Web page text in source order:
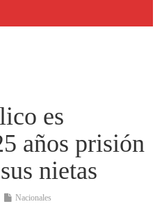
es
años prisión
nietas
Nacionales